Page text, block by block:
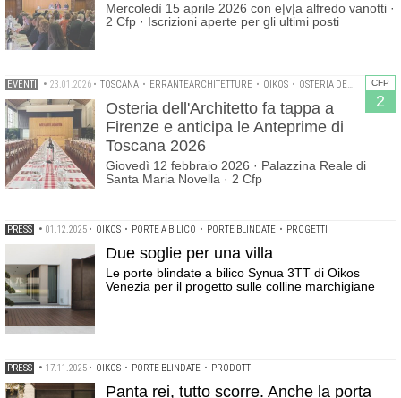
Mercoledì 15 aprile 2026 con e|v|a alfredo vanotti ·
2 Cfp · Iscrizioni aperte per gli ultimi posti
CFP
2
EVENTI • 23.01.2026 • TOSCANA • ERRANTEARCHITETTURE • OIKOS • OSTERIA DELL'ARCHITETTO
Osteria dell'Architetto fa tappa a
Firenze e anticipa le Anteprime di
Toscana 2026
Giovedì 12 febbraio 2026 · Palazzina Reale di
Santa Maria Novella · 2 Cfp
PRESS • 01.12.2025 • OIKOS • PORTE A BILICO • PORTE BLINDATE • PROGETTI
Due soglie per una villa
Le porte blindate a bilico Synua 3TT di Oikos
Venezia per il progetto sulle colline marchigiane
PRESS • 17.11.2025 • OIKOS • PORTE BLINDATE • PRODOTTI
Panta rei, tutto scorre. Anche la porta